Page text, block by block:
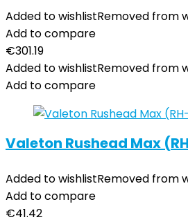
Added to wishlistRemoved from
Add to compare
€301.19
Added to wishlistRemoved from
Add to compare
Valeton Rushead Max
Added to wishlistRemoved from
Add to compare
€41.42